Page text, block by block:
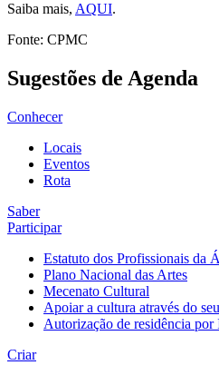
Saiba mais, AQUI.
Fonte: CPMC
Sugestões de Agenda
Conhecer
Locais
Eventos
Rota
Saber
Participar
Estatuto dos Profissionais da
Plano Nacional das Artes
Mecenato Cultural
Apoiar a cultura através do
Autorização de residência por
Criar